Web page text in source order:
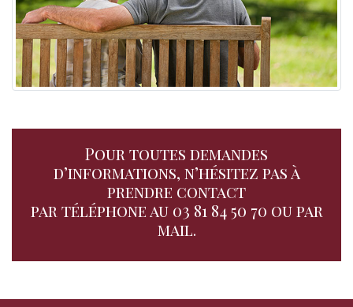
Pour toutes demandes
d’informations, n’hésitez pas à
prendre contact
par téléphone au 03 81 84 50 70 ou par
mail.